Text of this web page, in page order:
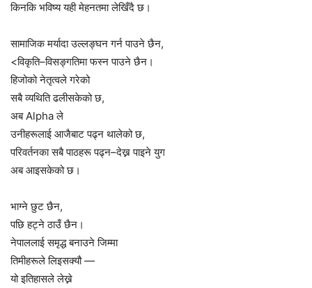
किनकि भविष्य यही मेहनतमा लेखिँदै छ।
सामाजिक मर्यादा उल्लङ्घन गर्न पाउने छैन,
<विकृति–विसङ्गतिमा फस्न पाउने छैन।
हिजोको नेतृत्वले गरेको
सबै व्यथिति ढलीसकेको छ,
अब Alpha ले
उनीहरूलाई आजैबाट पढ्न थालेको छ,
परिवर्तनका सबै पाठहरू पढ्न–देख्न पाइने युग
अब आइसकेको छ।
भाग्ने छुट छैन,
पछि हट्ने ठाउँ छैन।
नेपाललाई समृद्ध बनाउने जिम्मा
तिमीहरूले लिइसक्यौ —
यो इतिहासले लेख्ने